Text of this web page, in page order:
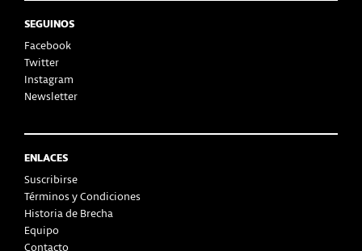
SEGUINOS
Facebook
Twitter
Instagram
Newsletter
ENLACES
Suscribirse
Términos y Condiciones
Historia de Brecha
Equipo
Contacto